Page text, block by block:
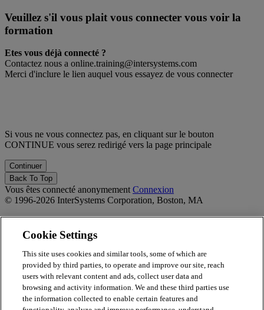
Veuillez s'il vous plait vous connecter vous voir la
formation
Etes vous déjà connecté ?
Contactez nous a online.training@intersystems.com
Merci d'inclure le lien auquel vous essayez de vous connecter
Si vous ne vous connectez pas, en cliquant sur le bouton
CONTINUE vous serez redirigé vers la page principale
Back To Top
Vous êtes connecté anonymement Connexion
© 1996-2026 InterSystems Corporation, Boston, MA
Privacy Statement
Terms of Service
Accessibility
Guarantee
Totara
Report Issue
Cookie Settings
This site uses cookies and similar tools, some of which are
provided by third parties, to operate and improve our site, reach
users with relevant content and ads, collect user data and
browsing and activity information. We and these third parties use
the information collected to enable certain features and